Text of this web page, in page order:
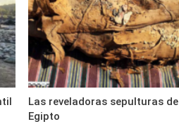
Las reveladoras sepulturas de
Egipto